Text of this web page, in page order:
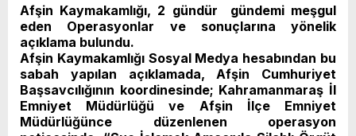
Afşin Kaymakamlığı, 2 gündür gündemi meşgul
eden Operasyonlar ve sonuçlarına yönelik
açıklama bulundu.
Afşin Kaymakamlığı Sosyal Medya hesabından bu
sabah yapılan açıklamada, Afşin Cumhuriyet
Başsavcılığının koordinesinde; Kahramanmaraş İl
Emniyet Müdürlüğü ve Afşin İlçe Emniyet
Müdürlüğünce düzenlenen operasyon